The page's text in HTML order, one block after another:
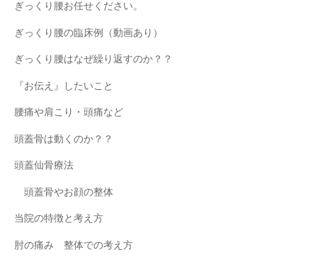
ぎっくり腰お任せください。
ぎっくり腰の臨床例（動画あり）
ぎっくり腰はなぜ繰り返すのか？？
『お伝え』したいこと
腰痛や肩こり・頭痛など
頭蓋骨は動くのか？？
頭蓋仙骨療法
頭蓋骨やお顔の整体
当院の特徴と考え方
肘の痛み 整体での考え方